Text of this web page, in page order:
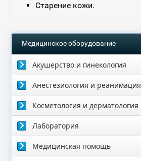
Старение кожи.
Медицинское оборудование
Акушерство и гинекология
Анестезиология и реанимация
Косметология и дерматология
Лаборатория
Медицинская помощь